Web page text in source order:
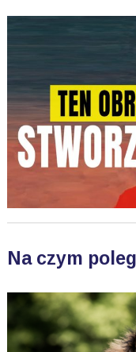
Na czym